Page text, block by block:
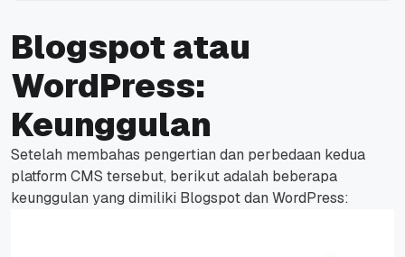
Blogspot atau
WordPress:
Keunggulan
Setelah membahas pengertian dan perbedaan kedua
platform CMS tersebut, berikut adalah beberapa
keunggulan yang dimiliki Blogspot dan WordPress: